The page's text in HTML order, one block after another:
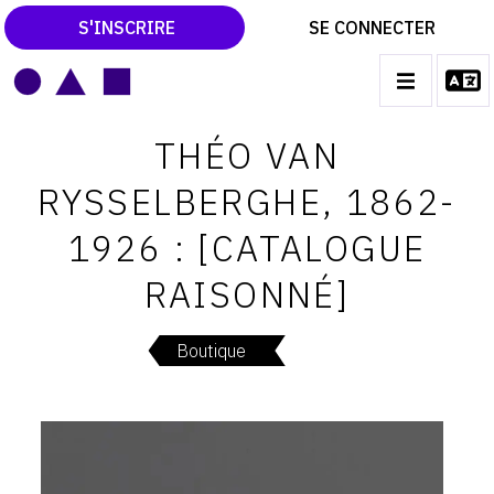
S'INSCRIRE SE CONNECTER
CATALOGUES RAISONNÉS
LES EXPOSITIONS
LES VERNISSAGES
ARCHIVES DES EXPOSITIONS
ACTUALITÉS DU MONDE DE L'ART
THÉO VAN
RYSSELBERGHE, 1862-
1926 : [CATALOGUE
RAISONNÉ]
Boutique